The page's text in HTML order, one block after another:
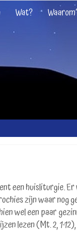
Wat?
een huisliturgie.
zijn waar nog
wel een paar
lezen (Mt. 2, 1-